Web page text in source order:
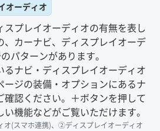
オーディオ
スプレイオーディオの有無を表し
、カーナビ、ディスプレイオーデ
のパターンがあります。
ナビ・ディスプレイオーディオ
ージの装備・オプションにあるナ
確認ください。＋ボタンを押して
機能などがご覧いただけます。
(スマホ連携)、②ディスプレイオーディオ